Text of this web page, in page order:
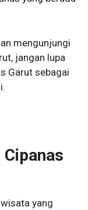
mengunjungi
jangan lupa
Garut sebagai
yang